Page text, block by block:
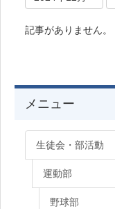
記事がありません。
メニュー
生徒会・部活動
運動部
野球部